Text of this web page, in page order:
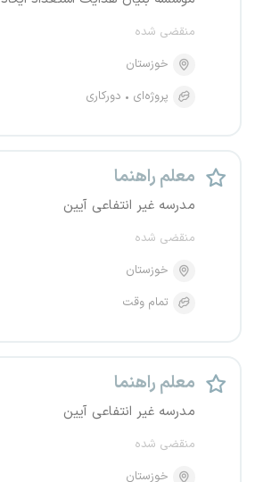
منقضی شده
خوزستان
پروژه‌ای
دورکاری
معلم راهنما
مدرسه غیر انتفاعی آیین
منقضی شده
خوزستان
تمام وقت
معلم راهنما
مدرسه غیر انتفاعی آیین
منقضی شده
خوزستان